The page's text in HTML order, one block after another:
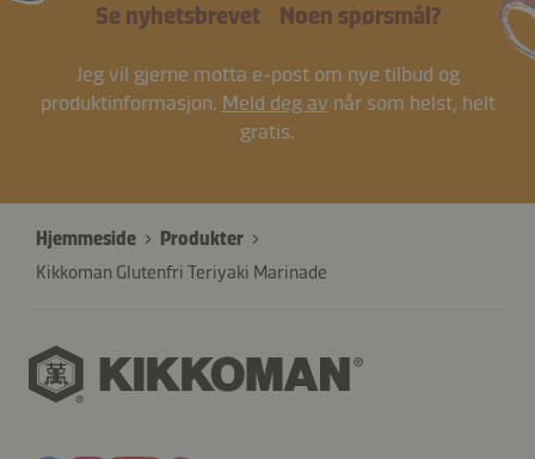
Se nyhetsbrevet Noen spørsmål?
Jeg vil gjerne motta e-post om nye tilbud og
produktinformasjon. Meld deg av når som helst, helt
gratis.
Hjemmeside
Produkter
Kikkoman Glutenfri Teriyaki Marinade